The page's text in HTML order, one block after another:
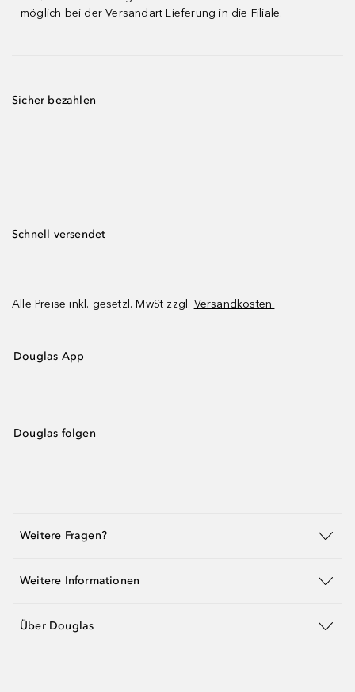
möglich bei der Versandart Lieferung in die Filiale.
Sicher bezahlen
Schnell versendet
Alle Preise inkl. gesetzl. MwSt zzgl. Versandkosten.
Douglas App
Douglas folgen
Weitere Fragen?
Weitere Informationen
Über Douglas